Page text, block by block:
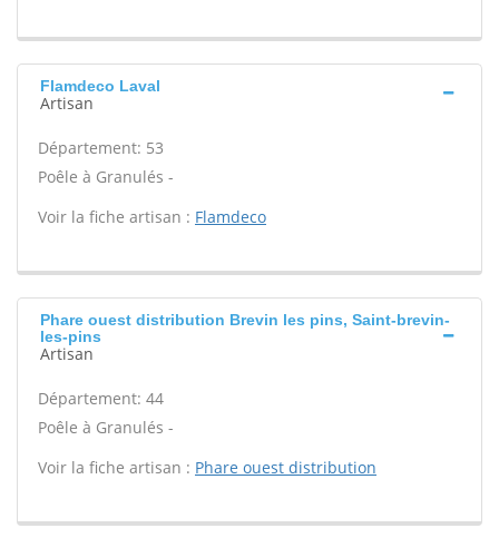
Flamdeco Laval
Artisan
Département: 53
Poêle à Granulés -
Voir la fiche artisan : Flamdeco
Phare ouest distribution Brevin les pins, Saint-brevin-
les-pins
Artisan
Département: 44
Poêle à Granulés -
Voir la fiche artisan : Phare ouest distribution